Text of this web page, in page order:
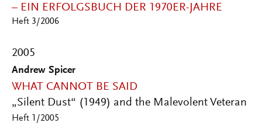
– EIN ERFOLGSBUCH DER 1970ER-JAHRE
Heft 3/2006
2005
Andrew Spicer
WHAT CANNOT BE SAID
„Silent Dust“ (1949) and the Malevolent Veteran
Heft 1/2005